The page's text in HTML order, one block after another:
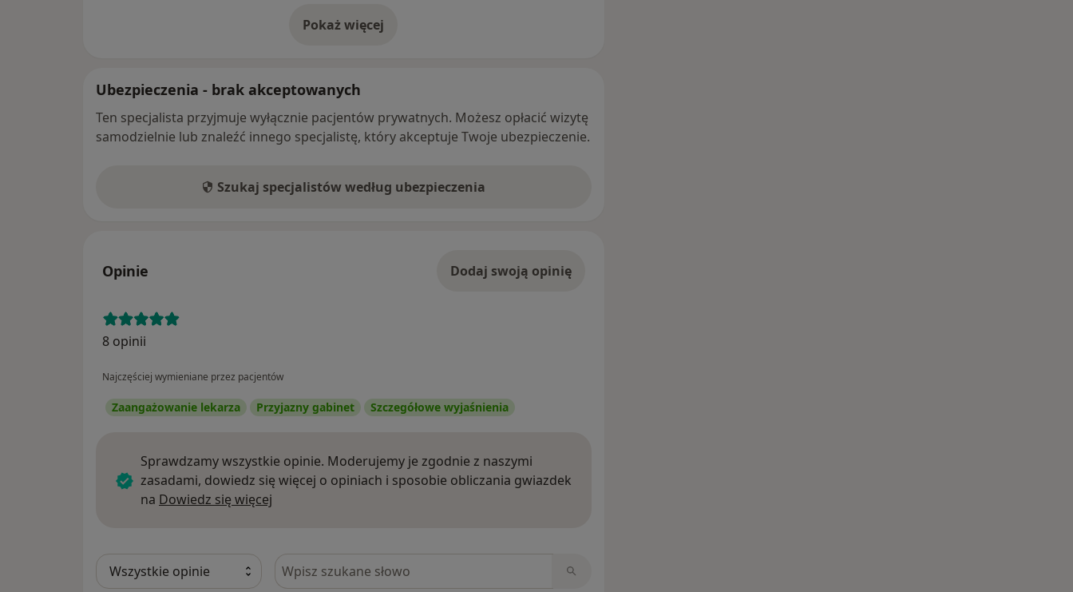
Pokaż więcej
o adresie
Ubezpieczenia - brak akceptowanych
Ten specjalista przyjmuje wyłącznie pacjentów prywatnych. Możesz opłacić wizytę
samodzielnie lub znaleźć innego specjalistę, który akceptuje Twoje ubezpieczenie.
Szukaj specjalistów według ubezpieczenia
Opinie Dodaj swoją opinię
8 opinii
Najczęściej wymieniane przez pacjentów
Zaangażowanie lekarza Przyjazny gabinet Szczegółowe wyjaśnienia
Sprawdzamy wszystkie opinie. Moderujemy je zgodnie z naszymi
zasadami, dowiedz się więcej o opiniach i sposobie obliczania gwiazdek
na Dowiedz się więcej
Szukaj w opiniach